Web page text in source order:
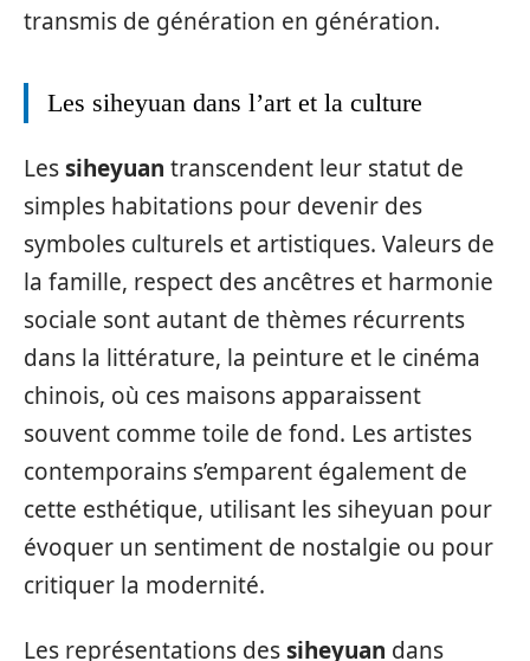
transmis de génération en génération.
Les siheyuan dans l’art et la culture
Lessiheyuan transcendent leur statut de
simples habitations pour devenir des
symboles culturels et artistiques. Valeurs de
la famille, respect des ancêtres et harmonie
sociale sont autant de thèmes récurrents
dans la littérature, la peinture et le cinéma
chinois, où ces maisons apparaissent
souvent comme toile de fond. Les artistes
contemporains s’emparent également de
cette esthétique, utilisant les siheyuan pour
évoquer un sentiment de nostalgie ou pour
critiquer la modernité.
Les représentations dessiheyuan dans